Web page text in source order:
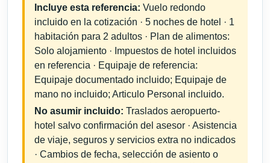
Incluye esta referencia: Vuelo redondo
incluido en la cotización · 5 noches de hotel · 1
habitación para 2 adultos · Plan de alimentos:
Solo alojamiento · Impuestos de hotel incluidos
en referencia · Equipaje de referencia:
Equipaje documentado incluido; Equipaje de
mano no incluido; Articulo Personal incluido.
No asumir incluido: Traslados aeropuerto-
hotel salvo confirmación del asesor · Asistencia
de viaje, seguros y servicios extra no indicados
· Cambios de fecha, selección de asiento o